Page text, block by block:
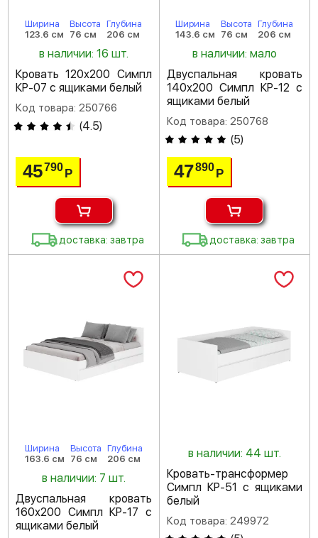
Ширина
123.6 см
Высота
76 см
Глубина
206 см
в наличии: 16 шт.
Кровать 120х200 Симпл
КР-07 с ящиками белый
Код товара: 250766
(4.5)
45790Р
доставка: завтра
Ширина
143.6 см
Высота
76 см
Глубина
206 см
в наличии: мало
Двуспальная кровать
140х200 Симпл КР-12 с
ящиками белый
Код товара: 250768
(5)
47890 Р
доставка: завтра
Ширина
163.6 см
Высота
76 см
Глубина
206 см
в наличии: 7 шт.
Двуспальная кровать
160х200 Симпл КР-17 с
ящиками белый
в наличии: 44 шт.
Кровать-трансформер
Симпл КР-51 с ящиками
белый
Код товара: 249972